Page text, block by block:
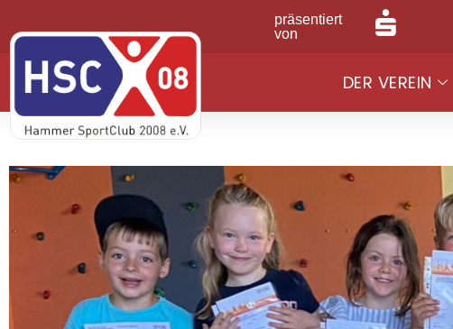
präsentiert
von
DER VEREIN